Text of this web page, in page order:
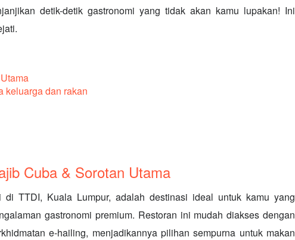
detik-detik gastronomi yang tidak akan kamu lupakan! Ini
keluarga dan rakan
Cuba & Sorotan Utama
di TTDI, Kuala Lumpur, adalah destinasi ideal untuk kamu yang
gastronomi premium. Restoran ini mudah diakses dengan
e-hailing, menjadikannya pilihan sempurna untuk makan